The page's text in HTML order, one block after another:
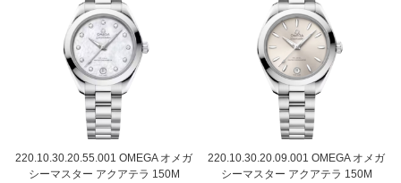
220.10.30.20.55.001 OMEGA オメガ
シーマスター アクアテラ 150M
220.10.30.20.09.001 OMEGA オメガ
シーマスター アクアテラ 150M